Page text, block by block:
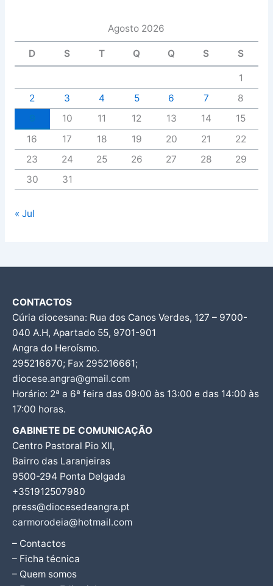
Agosto 2026
D S T Q Q S S
1
2
3 4 5 6 7
8
10 11 12 13 14
15
16
17 18 19 20 21
22
23
24 25 26 27 28
29
30
31
« Jul
CONTACTOS
Cúria diocesana: Rua dos Canos Verdes, 127 – 9700-
040 A.H, Apartado 55, 9701-901
Angra do Heroísmo.
295216670; Fax 295216661;
diocese.angra@gmail.com
Horário: 2ª a 6ª feira das 09:00 às 13:00 e das 14:00 às
17:00 horas.
GABINETE DE COMUNICAÇÃO
Centro Pastoral Pio XII,
Bairro das Laranjeiras
9500-294 Ponta Delgada
+351912507980
press@diocesedeangra.pt
carmorodeia@hotmail.com
– Contactos
– Ficha técnica
– Quem somos